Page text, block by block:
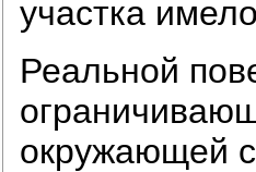
участка
Реальной
окружающей